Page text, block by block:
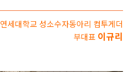
연세대학교 성소수자동아리 컴투게더
부대표 이규리